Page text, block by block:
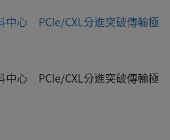
中心 PCIe/CXL分進突破傳輸極
中心 PCIe/CXL分進突破傳輸極